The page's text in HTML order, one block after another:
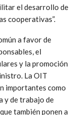
el desarrollo de
cooperativas”.
a favor de
el
y la promoción
La OIT
importantes como
y de trabajo de
también ponen a